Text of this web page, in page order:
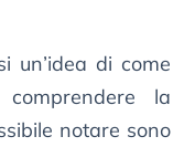
un’idea di come
la
notare sono